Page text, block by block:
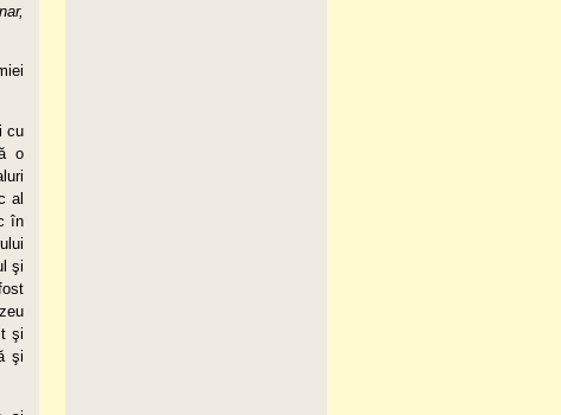
cu
o
al
în
şi
şi
şi